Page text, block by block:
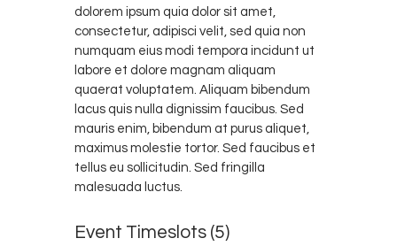
dolorem ipsum quia dolor sit amet,
consectetur, adipisci velit, sed quia non
numquam eius modi tempora incidunt ut
labore et dolore magnam aliquam
quaerat voluptatem. Aliquam bibendum
lacus quis nulla dignissim faucibus. Sed
mauris enim, bibendum at purus aliquet,
maximus molestie tortor. Sed faucibus et
tellus eu sollicitudin. Sed fringilla
malesuada luctus.
Event Timeslots (5)